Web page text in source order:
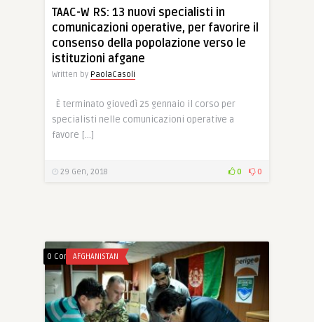
TAAC-W RS: 13 nuovi specialisti in
comunicazioni operative, per favorire il
consenso della popolazione verso le
istituzioni afgane
Written by PaolaCasoli
È terminato giovedì 25 gennaio il corso per
specialisti nelle comunicazioni operative a
favore […]
29 Gen, 2018 0 0
0 CommentsAFGHANISTAN